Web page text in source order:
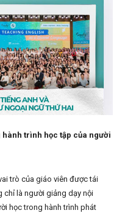
hành trình học tập của người
trò của giáo viên được tái
chỉ là người giảng dạy nội
học trong hành trình phát